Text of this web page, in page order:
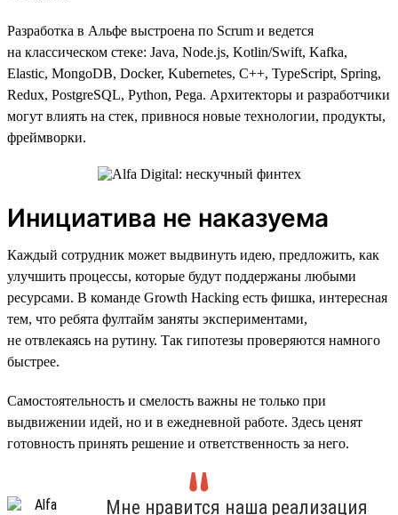
Разработка в Альфе выстроена по Scrum и ведется
на классическом стеке: Java, Node.js, Kotlin/Swift, Kafka,
Elastic, MongoDB, Docker, Kubernetes, C++, TypeScript, Spring,
Redux, PostgreSQL, Python, Pega. Архитекторы и разработчики
могут влиять на стек, привнося новые технологии, продукты,
фреймворки.
Инициатива не наказуема
Каждый сотрудник может выдвинуть идею, предложить, как
улучшить процессы, которые будут поддержаны любыми
ресурсами. В команде Growth Hacking есть фишка, интересная
тем, что ребята фултайм заняты экспериментами,
не отвлекаясь на рутину. Так гипотезы проверяются намного
быстрее.
Самостоятельность и смелость важны не только при
выдвижении идей, но и в ежедневной работе. Здесь ценят
готовность принять решение и ответственность за него.
Мне нравится наша реализация